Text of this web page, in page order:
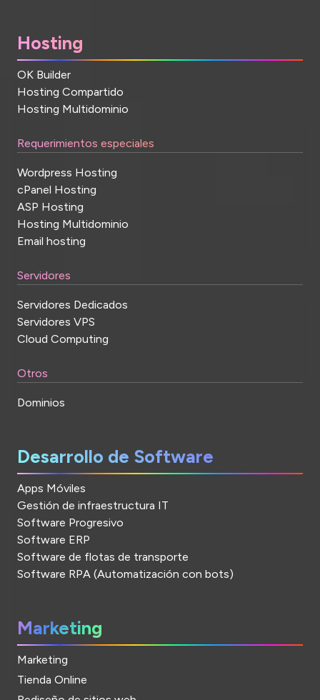
Hosting
OK Builder
Hosting Compartido
Hosting Multidominio
Requerimientos especiales
Wordpress Hosting
cPanel Hosting
ASP Hosting
Hosting Multidominio
Email hosting
Servidores
Servidores Dedicados
Servidores VPS
Cloud Computing
Otros
Dominios
Desarrollo de Software
Apps Móviles
Gestión de infraestructura IT
Software Progresivo
Software ERP
Software de flotas de transporte
Software RPA (Automatización con bots)
Marketing
Marketing
Tienda Online